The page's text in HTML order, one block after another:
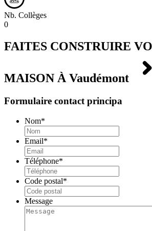
Nb. Collèges
0
FAITES CONSTRUIRE
MAISON À Vaudémont
Formulaire contact principa
Nom*
Email*
Téléphone*
Code postal*
Message